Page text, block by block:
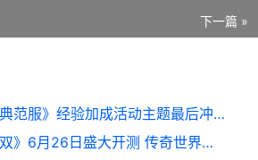
下一篇 »
《自由篮球：典范服》经验加成活动主题最后冲刺，人物满级再享好礼 自由篮球 dg
《传奇世界无双》6月26日盛大开测 传奇世界无双官方下载